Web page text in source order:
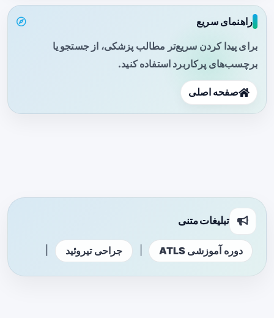
راهنمای سریع
برای پیدا کردن سریع‌تر مطالب پزشکی، از جستجو یا
برچسب‌های پرکاربرد استفاده کنید.
صفحه اصلی
تبلیغات متنی
دوره آموزشی ATLS جراحی تیروئید